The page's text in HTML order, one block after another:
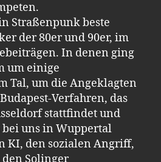
Straßenpunk beste
der 80er und 90er, im
In denen ging
um einige
Tal, um die Angeklagten
Verfahren, das
stattfindet und
bei uns in Wuppertal
KI, den sozialen Angriff,
Solinger